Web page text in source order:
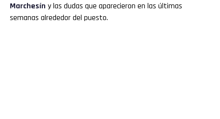
Marchesín y las dudas que aparecieron en las últimas
semanas alrededor del puesto.